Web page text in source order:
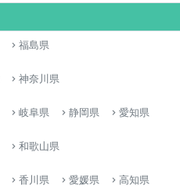
keyboard_arrow_right 福島県
keyboard_arrow_right 神奈川県
keyboard_arrow_right 岐阜県 keyboard_arrow_right 静岡県 keyboard_arrow_right 愛知県
keyboard_arrow_right 和歌山県
keyboard_arrow_right 香川県 keyboard_arrow_right 愛媛県 keyboard_arrow_right 高知県